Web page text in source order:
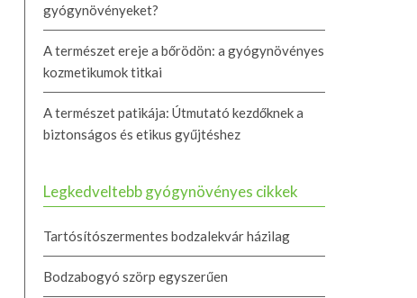
gyógynövényeket?
A természet ereje a bőrödön: a gyógynövényes
kozmetikumok titkai
A természet patikája: Útmutató kezdőknek a
biztonságos és etikus gyűjtéshez
Legkedveltebb gyógynövényes cikkek
Tartósítószermentes bodzalekvár házilag
Bodzabogyó szörp egyszerűen